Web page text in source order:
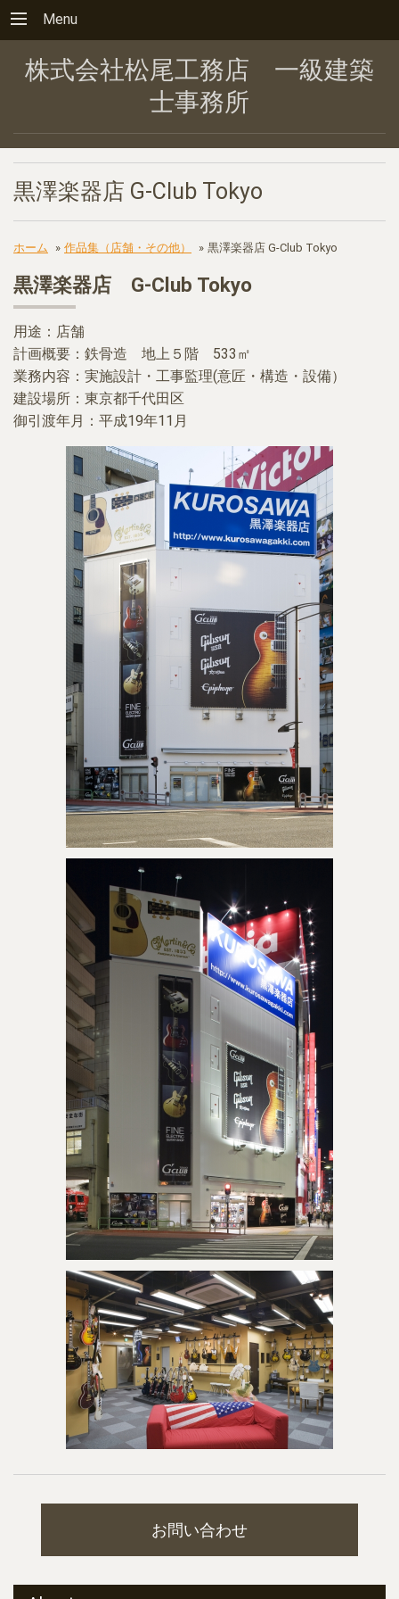
Menu
株式会社松尾工務店 一級建築
士事務所
黒澤楽器店 G-Club Tokyo
ホーム » 作品集（店舗・その他） » 黒澤楽器店 G-Club Tokyo
黒澤楽器店 G-Club Tokyo
用途：店舗
計画概要：鉄骨造 地上５階 533㎡
業務内容：実施設計・工事監理(意匠・構造・設備）
建設場所：東京都千代田区
御引渡年月：平成19年11月
お問い合わせ